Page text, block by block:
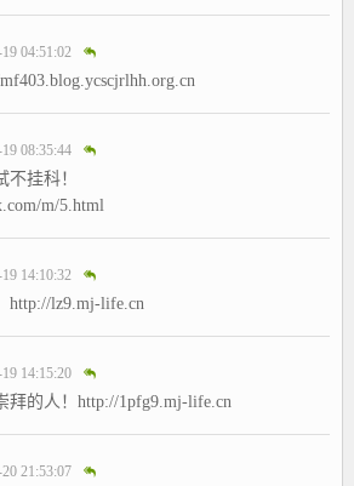
04:51:02
08:35:44
不挂科！
m/5.html
14:10:32
http://lz9.mj-life.cn
14:15:20
拜的人！http://1pfg9.mj-life.cn
21:53:07